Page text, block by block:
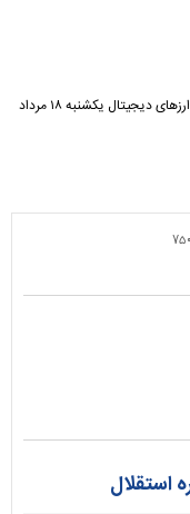
قیمت بیت کوین و ارز‌های دیجیتال یکشنبه ۱۸ مرداد
استقلال